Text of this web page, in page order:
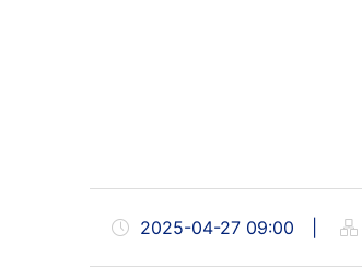
2025-04-27 09:00